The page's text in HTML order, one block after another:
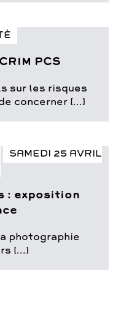
PCS
sur les risques
concerner [...]
SAMEDI 25 AVRIL
: exposition
photographie
[...]